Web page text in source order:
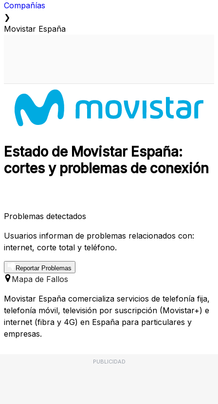
Compañías
❯
Movistar España
Estado de Movistar España:
cortes y problemas de conexión
Problemas detectados
Usuarios informan de problemas relacionados con:
internet, corte total y teléfono.
Reportar Problemas
Mapa de Fallos
Movistar España comercializa servicios de telefonía fija,
telefonía móvil, televisión por suscripción (Movistar+) e
internet (fibra y 4G) en España para particulares y
empresas.
PUBLICIDAD